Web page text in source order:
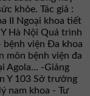
khỏe. Tác giả :
II Ngoại khoa tiết
Hà Nội Quá trình
bệnh viện Đa khoa
môn bệnh viện đa
Agola... -Giảng
Y 103 Sở trưởng
nam khoa - Tư